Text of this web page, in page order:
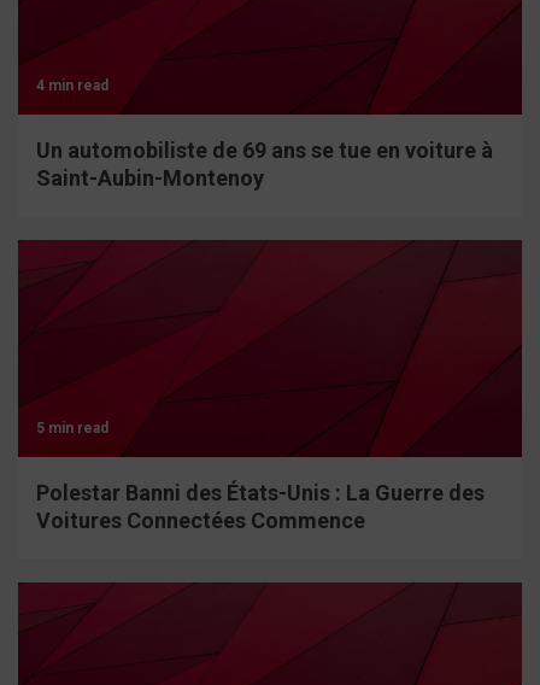
4 min read
Un automobiliste de 69 ans se tue en voiture à
Saint-Aubin-Montenoy
5 min read
Polestar Banni des États-Unis : La Guerre des
Voitures Connectées Commence